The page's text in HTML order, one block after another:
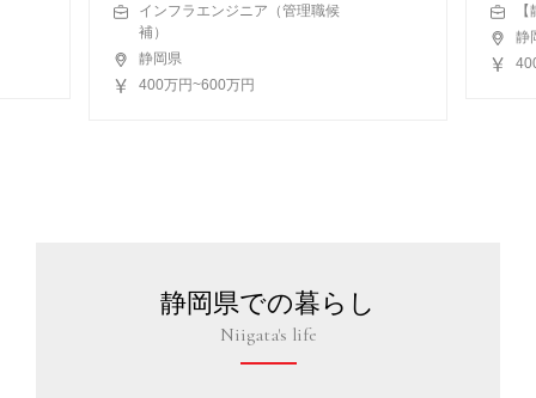
インフラエンジニア（管理職候
補）
静岡県
400万円~600万円
静
静岡県での暮らし
Niigata's life